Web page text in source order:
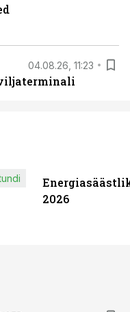
04.08.26, 11:23
2026